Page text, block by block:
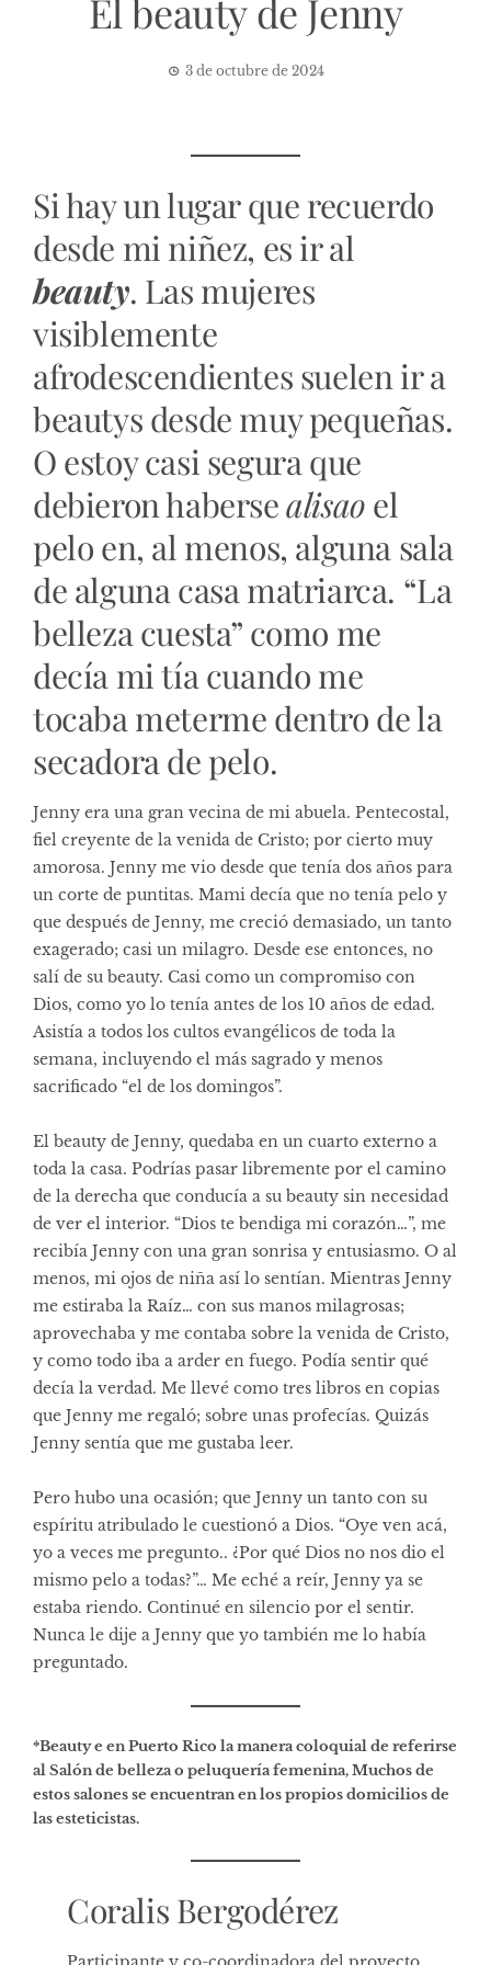
El beauty de Jenny
3 de octubre de 2024
Si hay un lugar que recuerdo
desde mi niñez, es ir al
beauty. Las mujeres
visiblemente
afrodescendientes suelen ir a
beautys desde muy pequeñas.
O estoy casi segura que
debieron habersealisao el
pelo en, al menos, alguna sala
de alguna casa matriarca. “La
belleza cuesta” como me
decía mi tía cuando me
tocaba meterme dentro de la
secadora de pelo.
Jenny era una gran vecina de mi abuela. Pentecostal,
fiel creyente de la venida de Cristo; por cierto muy
amorosa. Jenny me vio desde que tenía dos años para
un corte de puntitas. Mami decía que no tenía pelo y
que después de Jenny, me creció demasiado, un tanto
exagerado; casi un milagro. Desde ese entonces, no
salí de su beauty. Casi como un compromiso con
Dios, como yo lo tenía antes de los 10 años de edad.
Asistía a todos los cultos evangélicos de toda la
semana, incluyendo el más sagrado y menos
sacrificado “el de los domingos”.
El beauty de Jenny, quedaba en un cuarto externo a
toda la casa. Podrías pasar libremente por el camino
de la derecha que conducía a su beauty sin necesidad
de ver el interior. “Dios te bendiga mi corazón…”, me
recibía Jenny con una gran sonrisa y entusiasmo. O al
menos, mi ojos de niña así lo sentían. Mientras Jenny
me estiraba la Raíz… con sus manos milagrosas;
aprovechaba y me contaba sobre la venida de Cristo,
y como todo iba a arder en fuego. Podía sentir qué
decía la verdad. Me llevé como tres libros en copias
que Jenny me regaló; sobre unas profecías. Quizás
Jenny sentía que me gustaba leer.
Pero hubo una ocasión; que Jenny un tanto con su
espíritu atribulado le cuestionó a Dios. “Oye ven acá,
yo a veces me pregunto.. ¿Por qué Dios no nos dio el
mismo pelo a todas?”… Me eché a reír, Jenny ya se
estaba riendo. Continué en silencio por el sentir.
Nunca le dije a Jenny que yo también me lo había
preguntado.
*Beauty e en Puerto Rico la manera coloquial de referirse
al Salón de belleza o peluquería femenina, Muchos de
estos salones se encuentran en los propios domicilios de
las esteticistas.
Coralis Bergodérez